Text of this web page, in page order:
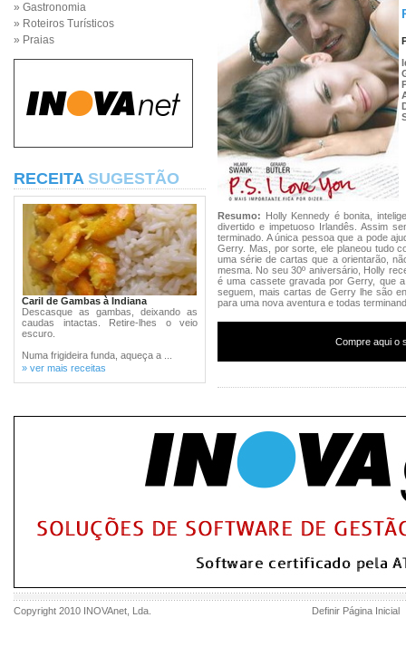
» Gastronomia
» Roteiros Turísticos
» Praias
RECEITA SUGESTÃO
Caril de Gambas à Indiana
Descasque as gambas, deixando as
caudas intactas. Retire-lhes o veio
escuro.
Numa frigideira funda, aqueça a ...
» ver mais receitas
Resumo: Holly Kennedy é bonita,
divertido e impetuoso Irlandês. Assim
terminado. A única pessoa que a pode
Gerry. Mas, por sorte, ele planeou tudo
uma série de cartas que a orientarão,
mesma. No seu 30º aniversário, Holly
é uma cassete gravada por Gerry, que
seguem, mais cartas de Gerry lhe são
para uma nova aventura e todas
Compre aqui o
Copyright 2010 INOVAnet , Lda. Definir Página Inicial